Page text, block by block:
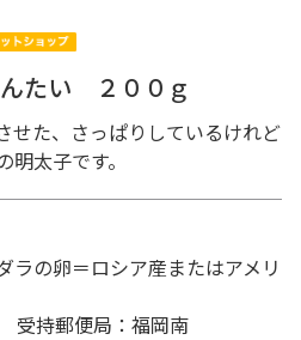
たい ２００ｇ
せた、さっぱりしているけれど
太子です。
の卵＝ロシア産またはアメリ
持郵便局：福岡南